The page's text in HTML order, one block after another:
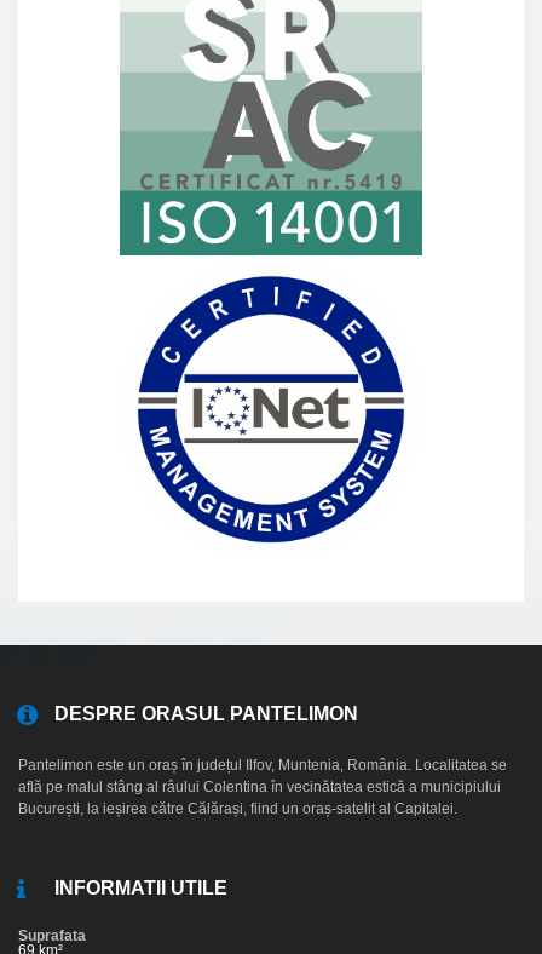
DESPRE ORASUL PANTELIMON
Pantelimon este un oraș în județul Ilfov, Muntenia, România. Localitatea se
află pe malul stâng al râului Colentina în vecinătatea estică a municipiului
București, la ieșirea către Călărași, fiind un oraș-satelit al Capitalei.
INFORMATII UTILE
Suprafata
69 km²